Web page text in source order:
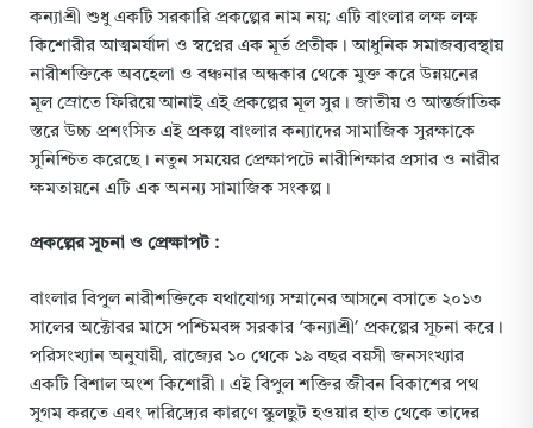
কন্যাশ্রী শুধু একটি সরকারি প্রকল্পের নাম নয়; এটি বাংলার লক্ষ লক্ষ
কিশোরীর আত্মমর্যাদা ও স্বপ্নের এক মূর্ত প্রতীক। আধুনিক সমাজব্যবস্থায়
নারীশক্তিকে অবহেলা ও বঞ্চনার অন্ধকার থেকে মুক্ত করে উন্নয়নের
মূল স্রোতে ফিরিয়ে আনাই এই প্রকল্পের মূল সুর। জাতীয় ও আন্তর্জাতিক
স্তরে উচ্চ প্রশংসিত এই প্রকল্প বাংলার কন্যাদের সামাজিক সুরক্ষাকে
সুনিশ্চিত করেছে। নতুন সময়ের প্রেক্ষাপটে নারীশিক্ষার প্রসার ও নারীর
ক্ষমতায়নে এটি এক অনন্য সামাজিক সংকল্প।
প্রকল্পের সূচনা ও প্রেক্ষাপট :
বাংলার বিপুল নারীশক্তিকে যথাযোগ্য সম্মানের আসনে বসাতে ২০১৩
সালের অক্টোবর মাসে পশ্চিমবঙ্গ সরকার ‘কন্যাশ্রী’ প্রকল্পের সূচনা করে।
পরিসংখ্যান অনুযায়ী, রাজ্যের ১০ থেকে ১৯ বছর বয়সী জনসংখ্যার
একটি বিশাল অংশ কিশোরী। এই বিপুল শক্তির জীবন বিকাশের পথ
সুগম করতে এবং দারিদ্র্যের কারণে স্কুলছুট হওয়ার হাত থেকে তাদের